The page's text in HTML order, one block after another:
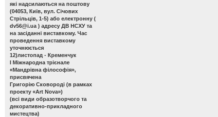
які надсилаються на поштову
(04053, Київ, вул. Січових
Стрільців, 1-5) або електронну (
dv56@i.ua ) адресу ДВ НСХУ та
на засіданні виставкому. Час
проведення виставкому
уточнюється
12)листопад - Кременчук
І Міжнародна трієнале
«Мандрівна філософія»,
присвячена
Григорію Сковороді (в рамках
проекту «Art Nova»)
(всі види образотворчого та
декоративно-прикладного
мистецтва)